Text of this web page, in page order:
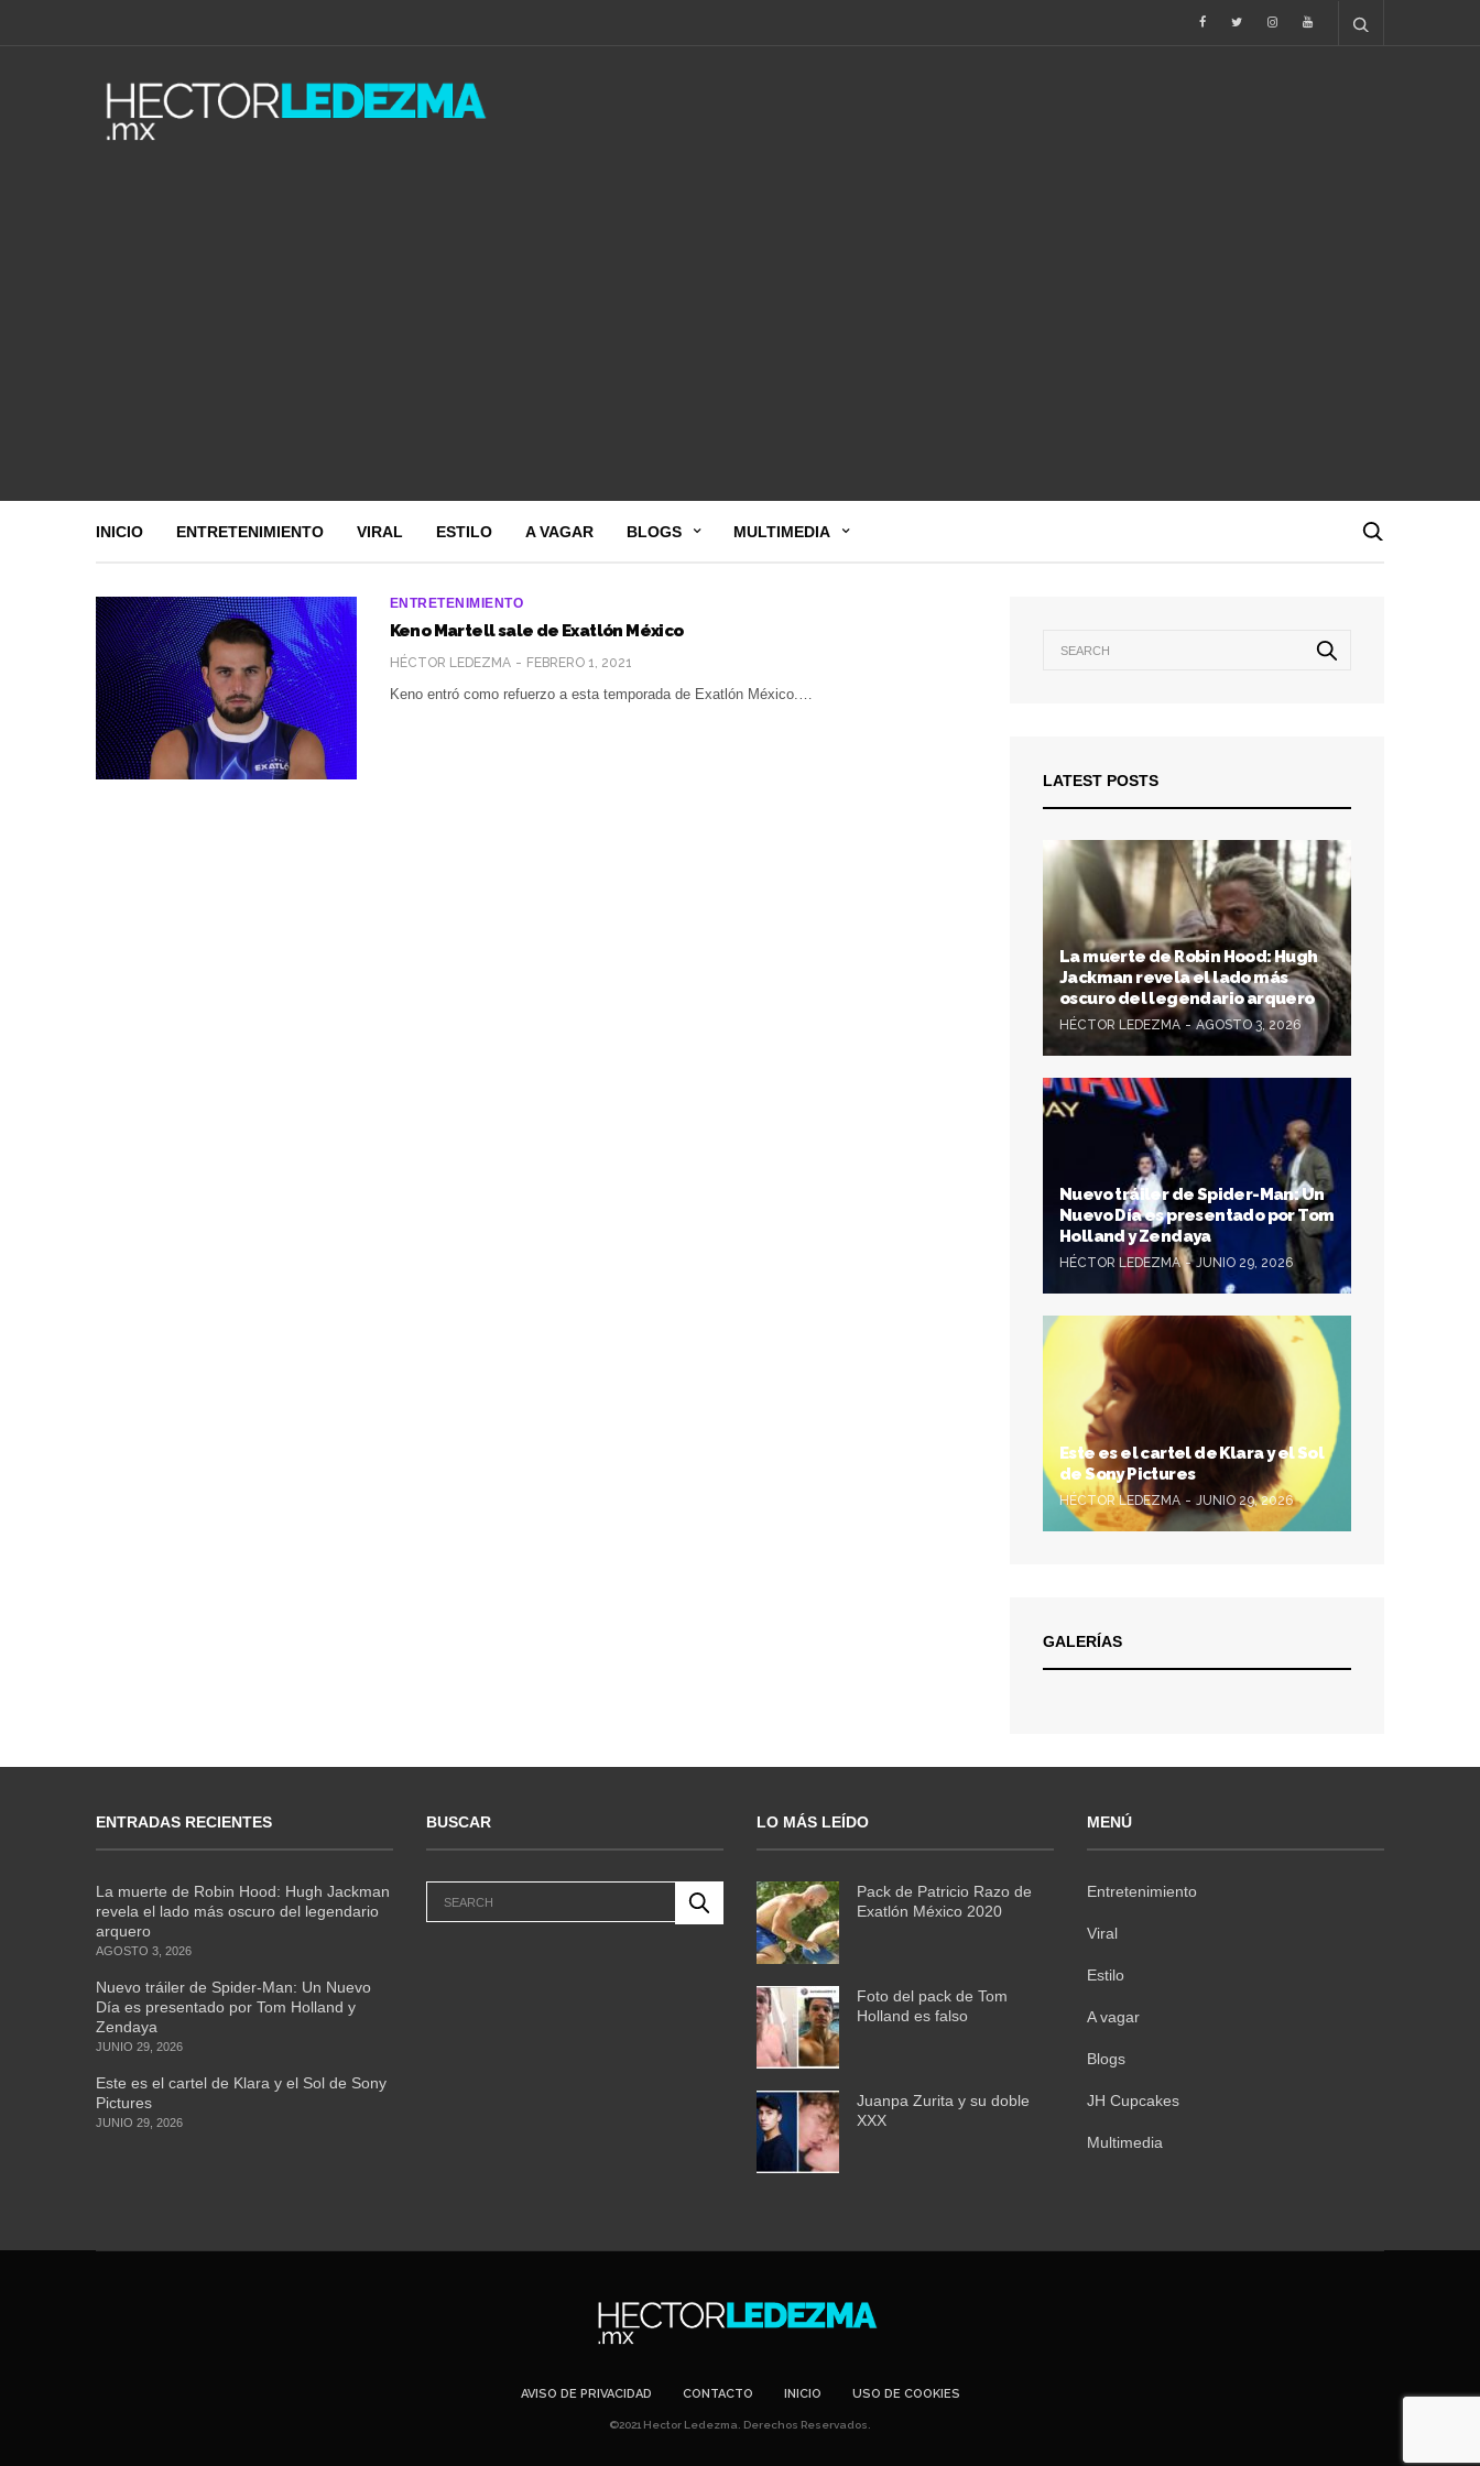
INICIO ENTRETENIMIENTO VIRAL ESTILO A VAGAR BLOGS MULTIMEDIA
ENTRETENIMIENTO
Keno Martell sale de Exatlón México
HÉCTOR LEDEZMA FEBRERO 1, 2021
Keno entró como refuerzo a esta temporada de Exatlón México.…
LATEST POSTS
La muerte de Robin Hood: Hugh
Jackman revela el lado más
oscuro del legendario arquero
HÉCTOR LEDEZMA AGOSTO 3, 2026
Nuevo tráiler de Spider-Man: Un
Nuevo Día es presentado por Tom
Holland y Zendaya
HÉCTOR LEDEZMA JUNIO 29, 2026
Este es el cartel de Klara y el Sol
de Sony Pictures
HÉCTOR LEDEZMA JUNIO 29, 2026
GALERÍAS
ENTRADAS RECIENTES
La muerte de Robin Hood: Hugh Jackman
revela el lado más oscuro del legendario
arquero
AGOSTO 3, 2026
Nuevo tráiler de Spider-Man: Un Nuevo
Día es presentado por Tom Holland y
Zendaya
JUNIO 29, 2026
Este es el cartel de Klara y el Sol de Sony
Pictures
JUNIO 29, 2026
BUSCAR LO MÁS LEÍDO
Pack de Patricio Razo de
Exatlón México 2020
Foto del pack de Tom
Holland es falso
Juanpa Zurita y su doble
XXX
MENÚ
Entretenimiento
Viral
Estilo
A vagar
Blogs
JH Cupcakes
Multimedia
AVISO DE PRIVACIDAD CONTACTO INICIO USO DE COOKIES
©2021 Hector Ledezma. Derechos Reservados.